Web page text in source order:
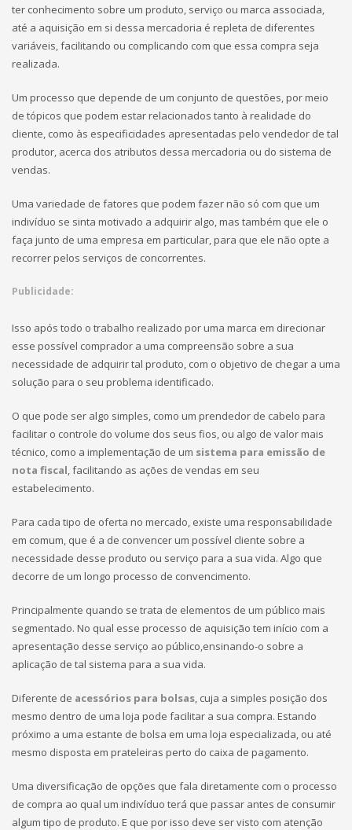
ter conhecimento sobre um produto, serviço ou marca associada,
até a aquisição em si dessa mercadoria é repleta de diferentes
variáveis, facilitando ou complicando com que essa compra seja
realizada.
Um processo que depende de um conjunto de questões, por meio
de tópicos que podem estar relacionados tanto à realidade do
cliente, como às especificidades apresentadas pelo vendedor de tal
produtor, acerca dos atributos dessa mercadoria ou do sistema de
vendas.
Uma variedade de fatores que podem fazer não só com que um
indivíduo se sinta motivado a adquirir algo, mas também que ele o
faça junto de uma empresa em particular, para que ele não opte a
recorrer pelos serviços de concorrentes.
Publicidade:
Isso após todo o trabalho realizado por uma marca em direcionar
esse possível comprador a uma compreensão sobre a sua
necessidade de adquirir tal produto, com o objetivo de chegar a uma
solução para o seu problema identificado.
O que pode ser algo simples, como um prendedor de cabelo para
facilitar o controle do volume dos seus fios, ou algo de valor mais
técnico, como a implementação de um sistema para emissão de
nota fiscal, facilitando as ações de vendas em seu
estabelecimento.
Para cada tipo de oferta no mercado, existe uma responsabilidade
em comum, que é a de convencer um possível cliente sobre a
necessidade desse produto ou serviço para a sua vida. Algo que
decorre de um longo processo de convencimento.
Principalmente quando se trata de elementos de um público mais
segmentado. No qual esse processo de aquisição tem início com a
apresentação desse serviço ao público,ensinando-o sobre a
aplicação de tal sistema para a sua vida.
Diferente de acessórios para bolsas, cuja a simples posição dos
mesmo dentro de uma loja pode facilitar a sua compra. Estando
próximo a uma estante de bolsa em uma loja especializada, ou até
mesmo disposta em prateleiras perto do caixa de pagamento.
Uma diversificação de opções que fala diretamente com o processo
de compra ao qual um indivíduo terá que passar antes de consumir
algum tipo de produto. E que por isso deve ser visto com atenção